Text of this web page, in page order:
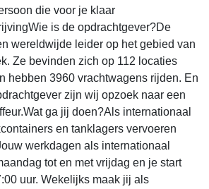
die voor je klaar
is de opdrachtgever?De
wereldwijde leider op het gebied van
Ze bevinden zich op 112 locaties
hebben 3960 vrachtwagens rijden. En
zijn wij opzoek naar een
ga jij doen?Als internationaal
en tanklagers vervoeren
werkdagen als internationaal
tot en met vrijdag en je start
uur. Wekelijks maak jij als